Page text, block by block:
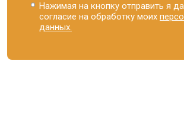
Нажимая на кнопку отправить я
согласие на обработку моих
данных.